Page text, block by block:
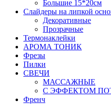
Большие 15*20см
Слайдеры на липкой
Декоративные
Прозрачные
Термонаклейки
АРОМА ТОНИК
Фрезы
Пилки
СВЕЧИ
МАССАЖНЫЕ
С ЭФФЕКТОМ
Френч